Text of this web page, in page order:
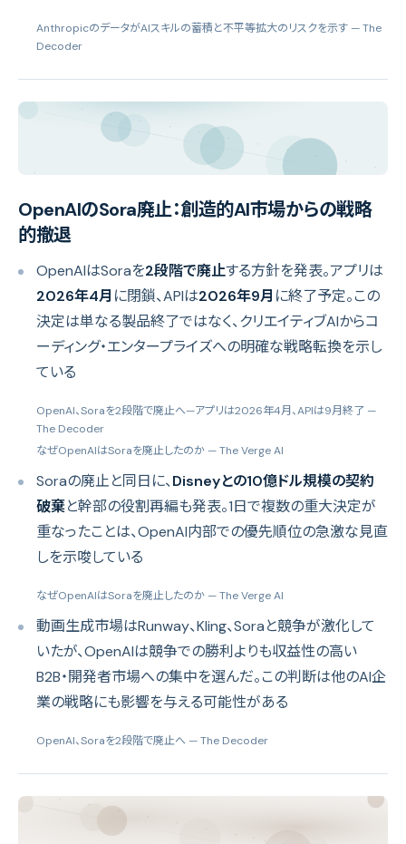
AnthropicのデータがAIスキルの蓄積と不平等拡大のリスクを示す — The
Decoder
OpenAIのSora廃止：創造的AI市場からの戦略
的撤退
OpenAIはSoraを2段階で廃止する方針を発表。アプリは
2026年4月 に閉鎖、APIは2026年9月 に終了予定。この
決定は単なる製品終了ではなく、クリエイティブAIからコ
ーディング・エンタープライズへの明確な戦略転換を示し
ている
OpenAI、Soraを2段階で廃止へ—アプリは2026年4月、APIは9月終了 —
The Decoder
なぜOpenAIはSoraを廃止したのか — The Verge AI
Soraの廃止と同日に、Disneyとの10億ドル規模の契約
破棄と幹部の役割再編も発表。1日で複数の重大決定が
重なったことは、OpenAI内部での優先順位の急激な見直
しを示唆している
なぜOpenAIはSoraを廃止したのか — The Verge AI
動画生成市場はRunway、Kling、Soraと競争が激化して
いたが、OpenAIは競争での勝利よりも収益性の高い
B2B・開発者市場への集中を選んだ。この判断は他のAI企
業の戦略にも影響を与える可能性がある
OpenAI、Soraを2段階で廃止へ — The Decoder